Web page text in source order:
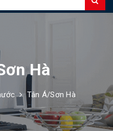
Hà
Tân Á/Sơn Hà